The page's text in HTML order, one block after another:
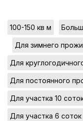
100-150 кв м
Для зимнего
Для
Для постоянного
Для участка 10
Для участка 6 соток